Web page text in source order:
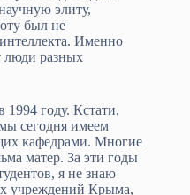
элиту,
был не
Именно
люди разных
году. Кстати,
сегодня имеем
кафедрами. Многие
матер. За эти годы
я не знаю
учреждений Крыма,